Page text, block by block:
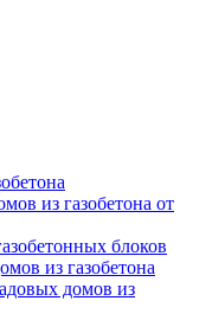
из газобетона от
блоков
из газобетона
домов из